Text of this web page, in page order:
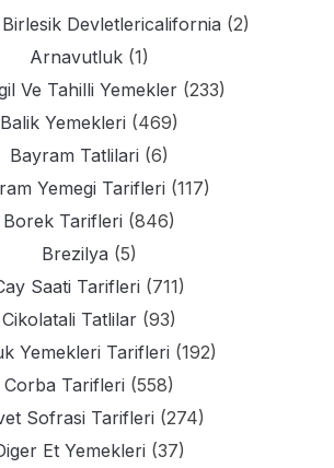
Devletlericalifornia (2)
Arnavutluk(1)
Ve Tahilli Yemekler (233)
Balik Yemekleri (469)
Bayram Tatlilari (6)
Yemegi Tarifleri (117)
Borek Tarifleri (846)
Brezilya (5)
Saati Tarifleri (711)
Cikolatali Tatlilar(93)
Yemekleri Tarifleri (192)
Corba Tarifleri (558)
Sofrasi Tarifleri (274)
Et Yemekleri (37)